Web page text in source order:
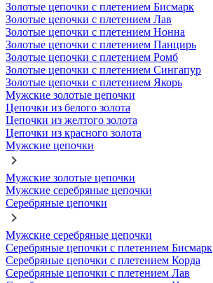
Золотые цепочки с плетением Бисмарк
Золотые цепочки с плетением Лав
Золотые цепочки с плетением Нонна
Золотые цепочки с плетением Панцирь
Золотые цепочки с плетением Ромб
Золотые цепочки с плетением Сингапур
Золотые цепочки с плетением Якорь
Мужские золотые цепочки
Цепочки из белого золота
Цепочки из желтого золота
Цепочки из красного золота
Мужские цепочки
Мужские золотые цепочки
Мужские серебряные цепочки
Серебряные цепочки
Мужские серебряные цепочки
Серебряные цепочки с плетением Бисмарк
Серебряные цепочки с плетением Корда
Серебряные цепочки с плетением Лав